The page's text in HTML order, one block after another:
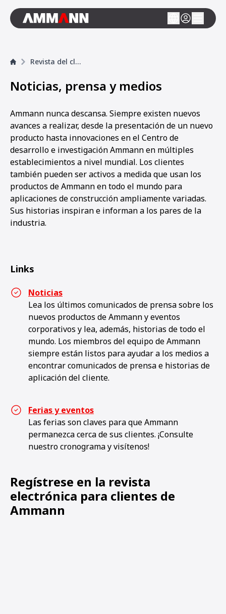
Revista del cliente
Noticias, prensa y medios
Ammann nunca descansa. Siempre existen nuevos
avances a realizar, desde la presentación de un nuevo
producto hasta innovaciones en el Centro de
desarrollo e investigación Ammann en múltiples
establecimientos a nivel mundial. Los clientes
también pueden ser activos a medida que usan los
productos de Ammann en todo el mundo para
aplicaciones de construcción ampliamente variadas.
Sus historias inspiran e informan a los pares de la
industria.
Links
Noticias
Lea los últimos comunicados de prensa sobre los
nuevos productos de Ammann y eventos
corporativos y lea, además, historias de todo el
mundo. Los miembros del equipo de Ammann
siempre están listos para ayudar a los medios a
encontrar comunicados de prensa e historias de
aplicación del cliente.
Ferias y eventos
Las ferias son claves para que Ammann
permanezca cerca de sus clientes. ¡Consulte
nuestro cronograma y visítenos!
Regístrese en la revista
electrónica para clientes de
Ammann